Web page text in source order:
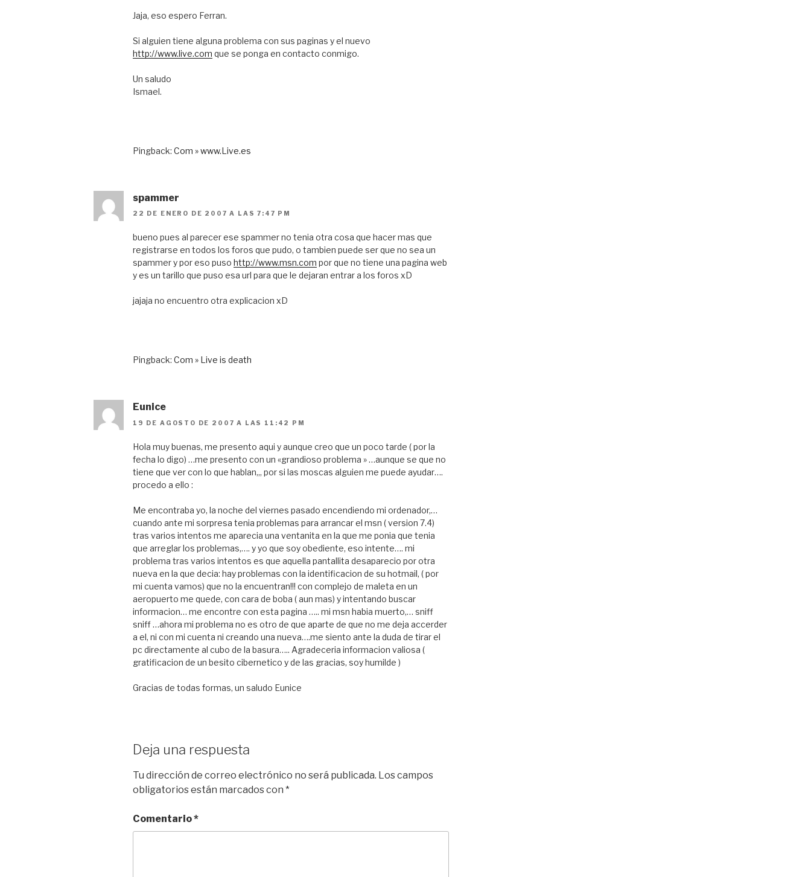
Jaja, eso espero Ferran.
Si alguien tiene alguna problema con sus paginas y el nuevo
http://www.live.com que se ponga en contacto conmigo.
Un saludo
Ismael.
Pingback: Com » www.Live.es
spammer
22 DE ENERO DE 2007 A LAS 7:47 PM
bueno pues al parecer ese spammer no tenia otra cosa que hacer mas que
registrarse en todos los foros que pudo, o tambien puede ser que no sea un
spammer y por eso puso http://www.msn.com por que no tiene una pagina web
y es un tarillo que puso esa url para que le dejaran entrar a los foros xD
jajaja no encuentro otra explicacion xD
Pingback: Com » Live is death
Eunice
19 DE AGOSTO DE 2007 A LAS 11:42 PM
Hola muy buenas, me presento aqui y aunque creo que un poco tarde ( por la
fecha lo digo) …me presento con un «grandioso problema » …aunque se que no
tiene que ver con lo que hablan,,, por si las moscas alguien me puede ayudar….
procedo a ello :
Me encontraba yo, la noche del viernes pasado encendiendo mi ordenador,…
cuando ante mi sorpresa tenia problemas para arrancar el msn ( version 7.4)
tras varios intentos me aparecia una ventanita en la que me ponia que tenia
que arreglar los problemas,…. y yo que soy obediente, eso intente…. mi
problema tras varios intentos es que aquella pantallita desaparecio por otra
nueva en la que decia: hay problemas con la identificacion de su hotmail, ( por
mi cuenta vamos) que no la encuentran!!! con complejo de maleta en un
aeropuerto me quede, con cara de boba ( aun mas) y intentando buscar
informacion… me encontre con esta pagina ….. mi msn habia muerto,… sniff
sniff …ahora mi problema no es otro de que aparte de que no me deja accerder
a el, ni con mi cuenta ni creando una nueva….me siento ante la duda de tirar el
pc directamente al cubo de la basura….. Agradeceria informacion valiosa (
gratificacion de un besito cibernetico y de las gracias, soy humilde )
Gracias de todas formas, un saludo Eunice
Deja una respuesta
Tu dirección de correo electrónico no será publicada. Los campos
obligatorios están marcados con *
Comentario*